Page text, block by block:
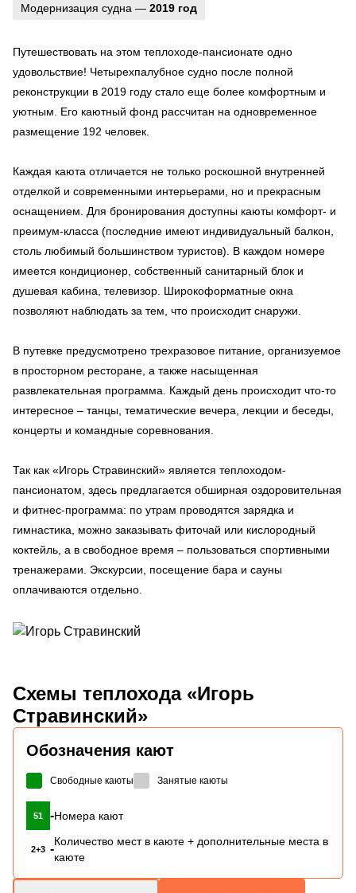
Модернизация судна — 2019 год
Путешествовать на этом теплоходе-пансионате одно
удовольствие! Четырехпалубное судно после полной
реконструкции в 2019 году стало еще более комфортным и
уютным. Его каютный фонд рассчитан на одновременное
размещение 192 человек.
Каждая каюта отличается не только роскошной внутренней
отделкой и современными интерьерами, но и прекрасным
оснащением. Для бронирования доступны каюты комфорт- и
преимум-класса (последние имеют индивидуальный балкон,
столь любимый большинством туристов). В каждом номере
имеется кондиционер, собственный санитарный блок и
душевая кабина, телевизор. Широкоформатные окна
позволяют наблюдать за тем, что происходит снаружи.
В путевке предусмотрено трехразовое питание, организуемое
в просторном ресторане, а также насыщенная
развлекательная программа. Каждый день происходит что-то
интересное – танцы, тематические вечера, лекции и беседы,
концерты и командные соревнования.
Так как «Игорь Стравинский» является теплоходом-
пансионатом, здесь предлагается обширная оздоровительная
и фитнес-программа: по утрам проводятся зарядка и
гимнастика, можно заказывать фиточай или кислородный
коктейль, а в свободное время – пользоваться спортивными
тренажерами. Экскурсии, посещение бара и сауны
оплачиваются отдельно.
Схемы теплохода «Игорь
Стравинский»
Обозначения кают
Свободные каюты Занятые каюты
51 -Номера кают
2+3 -
Количество мест в каюте + дополнительные места в
каюте